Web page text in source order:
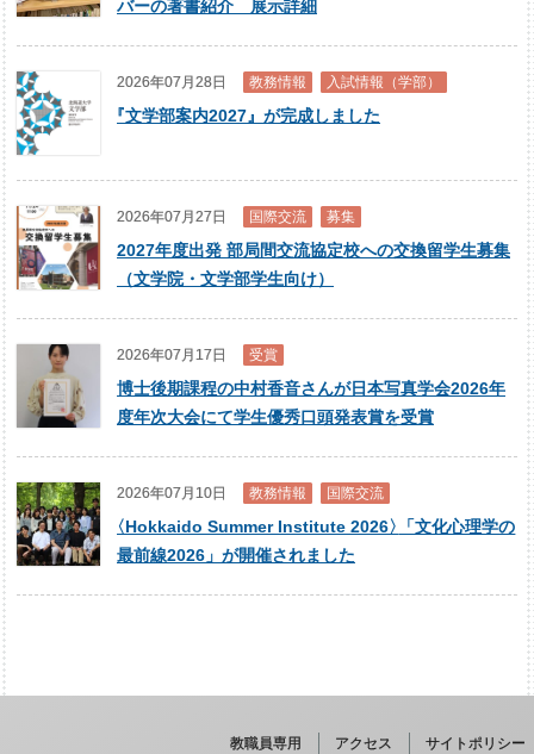
バーの著書紹介 展示詳細
2026年07月28日 教務情報 入試情報（学部）
『文学部案内2027』が完成しました
2026年07月27日 国際交流 募集
2027年度出発 部局間交流協定校への交換留学生募集
（文学院・文学部学生向け）
2026年07月17日 受賞
博士後期課程の中村香音さんが日本写真学会2026年
度年次大会にて学生優秀口頭発表賞を受賞
2026年07月10日 教務情報 国際交流
〈Hokkaido Summer Institute 2026〉
「文化心理学の
最前線2026」が開催されました
教職員専用 アクセス サイトポリシー